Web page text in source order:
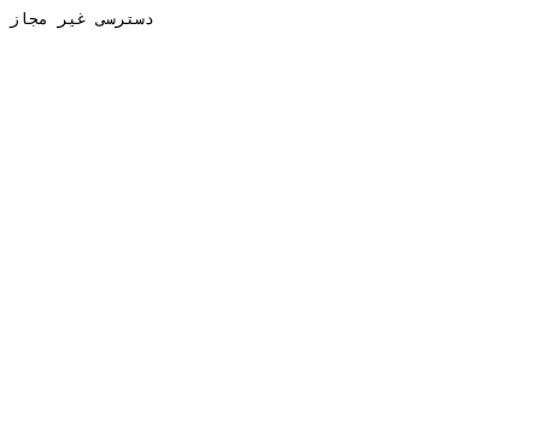
دسترسی غیر مجاز